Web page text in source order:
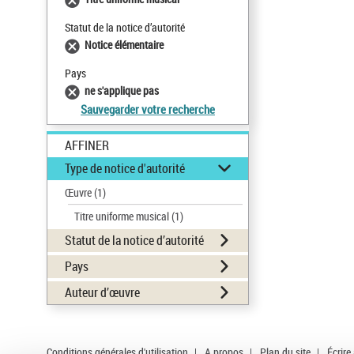
Statut de la notice d’autorité
Notice élémentaire
Pays
ne s'applique pas
Sauvegarder votre recherche
AFFINER
Type de notice d'autorité
Œuvre(1)
Titre uniforme musical(1)
Statut de la notice d’autorité
Pays
Auteur d’œuvre